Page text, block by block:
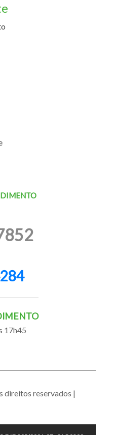
17h45
direitos reservados |